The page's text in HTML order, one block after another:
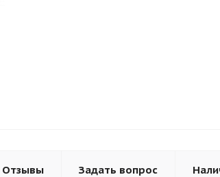
Отзывы Задать вопрос